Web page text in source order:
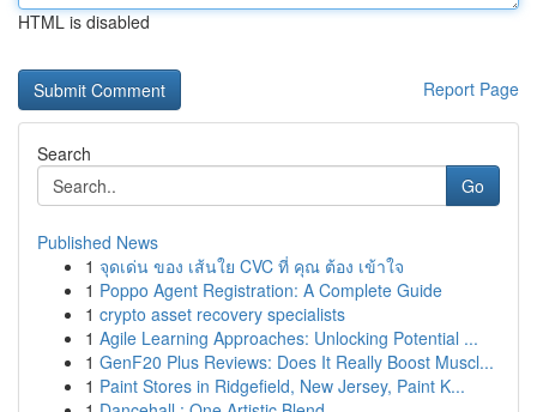
HTML is disabled
Report Page
Search
Go
Published News
1 จุดเด่น ของ เส้นใย CVC ที่ คุณ ต้อง เข้าใจ
1 Poppo Agent Registration: A Complete Guide
1 crypto asset recovery specialists
1 Agile Learning Approaches: Unlocking Potential ...
1 GenF20 Plus Reviews: Does It Really Boost Muscl...
1 Paint Stores in Ridgefield, New Jersey, Paint K...